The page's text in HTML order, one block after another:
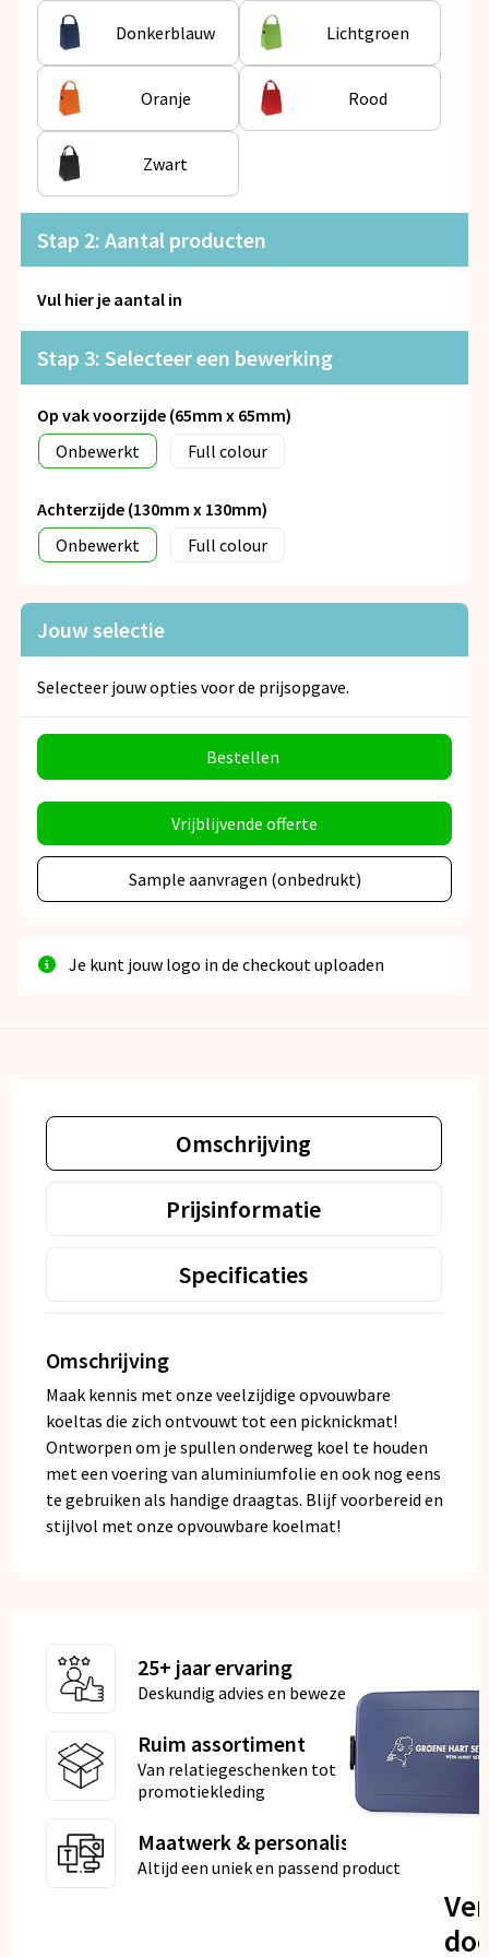
Snoepgoed
Spellen voor binnen en buiten
Veiligheid, Auto en Fiets
Vrije tijd en Strand
Donkerblauw Lichtgroen
Oranje Rood
Zwart
Stap 2: Aantal producten
Vul hier je aantal in
Stap 3: Selecteer een bewerking
Op vak voorzijde (65mm x 65mm)
Onbewerkt
Full colour
Achterzijde (130mm x 130mm)
Onbewerkt
Full colour
Jouw selectie
Selecteer jouw opties voor de prijsopgave.
Bestellen
Vrijblijvende offerte
Sample aanvragen (onbedrukt)
Je kunt jouw logo in de checkout uploaden
Omschrijving
Prijsinformatie
Specificaties
Omschrijving
Maak kennis met onze veelzijdige opvouwbare
koeltas die zich ontvouwt tot een picknickmat!
Ontworpen om je spullen onderweg koel te houden
met een voering van aluminiumfolie en ook nog eens
te gebruiken als handige draagtas. Blijf voorbereid en
stijlvol met onze opvouwbare koelmat!
25+ jaar ervaring
Deskundig advies en bewezen kwaliteit
Ruim assortiment
Van relatiegeschenken tot
promotiekleding
Maatwerk & personalisatie
Altijd een uniek en passend product